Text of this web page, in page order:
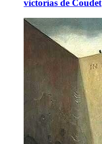
victorias de Coudet